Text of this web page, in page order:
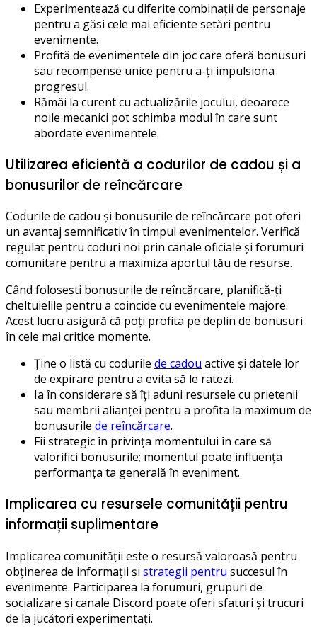
Experimentează cu diferite combinații de personaje
pentru a găsi cele mai eficiente setări pentru
evenimente.
Profită de evenimentele din joc care oferă bonusuri
sau recompense unice pentru a-ți impulsiona
progresul.
Rămâi la curent cu actualizările jocului, deoarece
noile mecanici pot schimba modul în care sunt
abordate evenimentele.
Utilizarea eficientă a codurilor de cadou și a
bonusurilor de reîncărcare
Codurile de cadou și bonusurile de reîncărcare pot oferi
un avantaj semnificativ în timpul evenimentelor. Verifică
regulat pentru coduri noi prin canale oficiale și forumuri
comunitare pentru a maximiza aportul tău de resurse.
Când folosești bonusurile de reîncărcare, planifică-ți
cheltuielile pentru a coincide cu evenimentele majore.
Acest lucru asigură că poți profita pe deplin de bonusuri
în cele mai critice momente.
Ține o listă cu codurile de cadou active și datele lor
de expirare pentru a evita să le ratezi.
Ia în considerare să îți aduni resursele cu prietenii
sau membrii alianței pentru a profita la maximum de
bonusurile de reîncărcare.
Fii strategic în privința momentului în care să
valorifici bonusurile; momentul poate influența
performanța ta generală în eveniment.
Implicarea cu resursele comunității pentru
informații suplimentare
Implicarea comunității este o resursă valoroasă pentru
obținerea de informații și strategii pentru succesul în
evenimente. Participarea la forumuri, grupuri de
socializare și canale Discord poate oferi sfaturi și trucuri
de la jucători experimentați.